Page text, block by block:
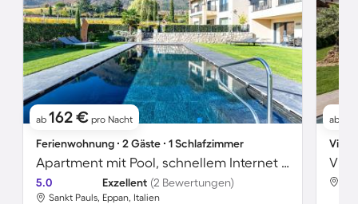
ab 162 € pro Nacht
Ferienwohnung ∙ 2 Gäste ∙ 1 Schlafzimmer
Apartment mit Pool, schnellem Internet und Terrasse | Stadtblick
5.0 Exzellent (2 Bewertungen)
Sankt Pauls, Eppan, Italien
ab
Villa